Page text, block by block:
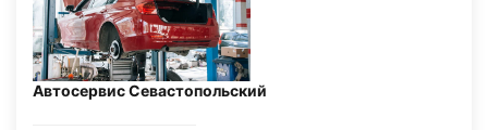
Автосервис Севастопольский